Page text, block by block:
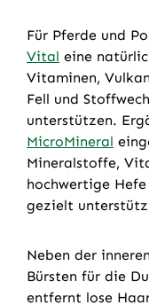
Für Pferde und
Vital eine
Vitaminen,
Fell und
unterstützen.
MicroMineral
Mineralstoffe,
hochwertige
gezielt
Neben der
Bürsten für die
entfernt lose